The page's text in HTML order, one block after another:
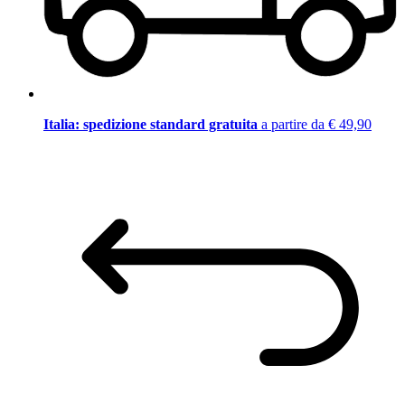
Italia: spedizione standard gratuita a partire da € 49,90